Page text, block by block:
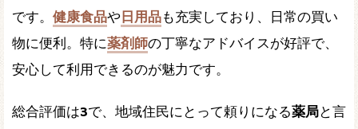
です。 健康食品や 日用品も充実しており、日常の買い
物に便利。特に薬剤師の丁寧なアドバイスが好評で、
安心して利用できるのが魅力です。
総合評価は3で、地域住民にとって頼りになる薬局と言